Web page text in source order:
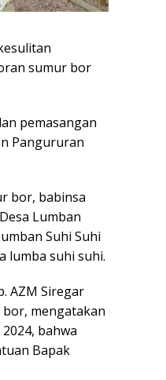
sumur bor
pemasangan
Pangururan
bor, babinsa
Lumban
Suhi Suhi
lumba suhi suhi.
AZM Siregar
mengatakan
bahwa
Bapak